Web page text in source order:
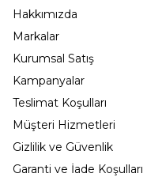
Hakkımızda
Markalar
Kurumsal Satış
Kampanyalar
Teslimat Koşulları
Müşteri Hizmetleri
Gizlilik ve Güvenlik
Garanti ve İade Koşulları